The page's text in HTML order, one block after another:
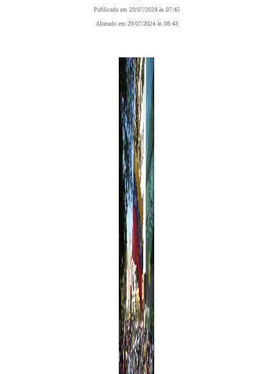
Publicado em 29/07/2024 às 07:45
Alterado em 29/07/2024 às 08:43